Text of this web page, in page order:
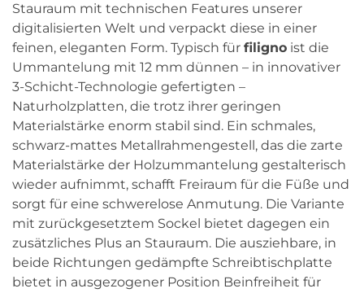
Stauraum mit technischen Features unserer
digitalisierten Welt und verpackt diese in einer
feinen, eleganten Form. Typisch für filigno ist die
Ummantelung mit 12 mm dünnen – in innovativer
3-Schicht-Technologie gefertigten –
Naturholzplatten, die trotz ihrer geringen
Materialstärke enorm stabil sind. Ein schmales,
schwarz-mattes Metallrahmengestell, das die zarte
Materialstärke der Holzummantelung gestalterisch
wieder aufnimmt, schafft Freiraum für die Füße und
sorgt für eine schwerelose Anmutung. Die Variante
mit zurückgesetztem Sockel bietet dagegen ein
zusätzliches Plus an Stauraum. Die ausziehbare, in
beide Richtungen gedämpfte Schreibtischplatte
bietet in ausgezogener Position Beinfreiheit für